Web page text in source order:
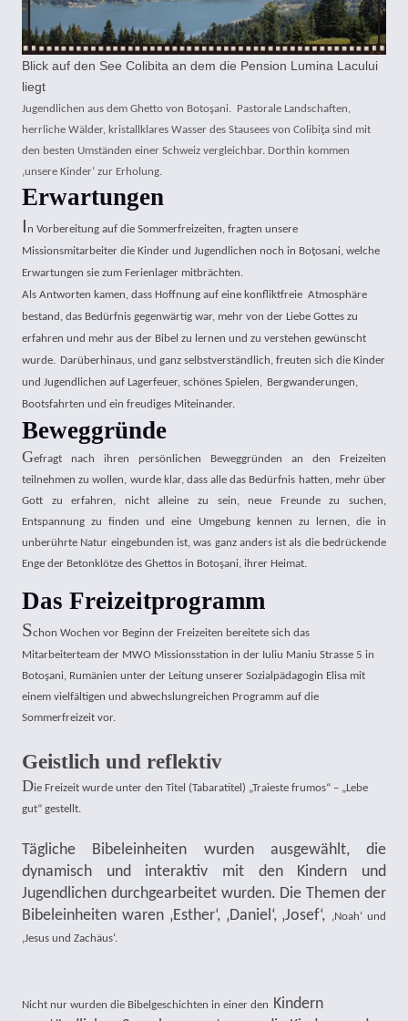
Blick auf den See Colibita an dem die Pension Lumina Lacului
liegt
Jugendlichen aus dem Ghetto von Botoşani. Pastorale Landschaften,
herrliche Wälder, kristallklares Wasser des Stausees von Colibiţa sind mit
den besten Umständen einer Schweiz vergleichbar. Dorthin kommen
‚unsere Kinder‘ zur Erholung.
Erwartungen
I n Vorbereitung auf die Sommerfreizeiten, fragten unsere
Missionsmitarbeiter die Kinder und Jugendlichen noch in Boţosani, welche
Erwartungen sie zum Ferienlager mitbrächten.
Als Antworten kamen, dass Hoffnung auf eine konfliktfreie Atmosphäre
bestand, das Bedürfnis gegenwärtig war, mehr von der Liebe Gottes zu
erfahren und mehr aus der Bibel zu lernen und zu verstehen gewünscht
wurde. Darüberhinaus, und ganz selbstverständlich, freuten sich die Kinder
und Jugendlichen auf Lagerfeuer, schönes Spielen, Bergwanderungen,
Bootsfahrten und ein freudiges Miteinander.
Beweggründe
Gefragt nach ihren persönlichen Beweggründen an den Freizeiten
teilnehmen zu wollen, wurde klar, dass alle das Bedürfnis hatten, mehr über
Gott zu erfahren, nicht alleine zu sein, neue Freunde zu suchen,
Entspannung zu finden und eine Umgebung kennen zu lernen, die in
unberührte Natur eingebunden ist, was ganz anders ist als die bedrückende
Enge der Betonklötze des Ghettos in Botoşani, ihrer Heimat.
Das Freizeitprogramm
Schon Wochen vor Beginn der Freizeiten bereitete sich das
Mitarbeiterteam der MWO Missionsstation in der Iuliu Maniu Strasse 5 in
Botoşani, Rumänien unter der Leitung unserer Sozialpädagogin Elisa mit
einem vielfältigen und abwechslungreichen Programm auf die
Sommerfreizeit vor.
Geistlich und reflektiv
Die Freizeit wurde unter den Titel (Tabaratitel) „Traieste frumos“ – „Lebe
gut“ gestellt.
Tägliche Bibeleinheiten wurden ausgewählt, die
dynamisch und interaktiv mit den Kindern und
Jugendlichen durchgearbeitet wurden. Die Themen der
Bibeleinheiten waren ‚Esther‘, ‚Daniel‘, ‚Josef‘,
‚Noah‘ und
‚Jesus und Zachäus‘.
Nicht nur wurden die Bibelgeschichten in einer den
Kindern